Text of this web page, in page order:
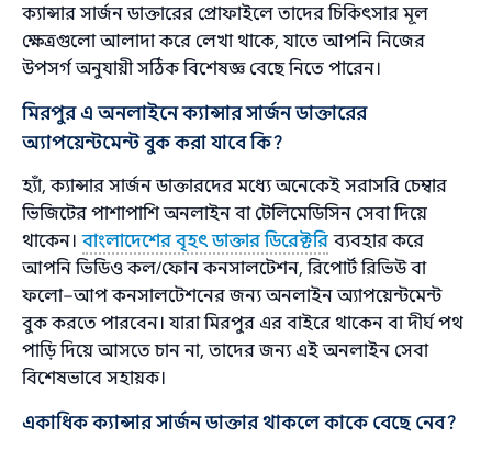
ক্যান্সার সার্জন ডাক্তারের প্রোফাইলে তাদের চিকিৎসার মূল
ক্ষেত্রগুলো আলাদা করে লেখা থাকে, যাতে আপনি নিজের
উপসর্গ অনুযায়ী সঠিক বিশেষজ্ঞ বেছে নিতে পারেন।
মিরপুর এ অনলাইনে ক্যান্সার সার্জন ডাক্তারের
অ্যাপয়েন্টমেন্ট বুক করা যাবে কি?
হ্যাঁ, ক্যান্সার সার্জন ডাক্তারদের মধ্যে অনেকেই সরাসরি চেম্বার
ভিজিটের পাশাপাশি অনলাইন বা টেলিমেডিসিন সেবা দিয়ে
থাকেন।বাংলাদেশের বৃহৎ ডাক্তার ডিরেক্টরি ব্যবহার করে
আপনি ভিডিও কল/ফোন কনসালটেশন, রিপোর্ট রিভিউ বা
ফলো–আপ কনসালটেশনের জন্য অনলাইন অ্যাপয়েন্টমেন্ট
বুক করতে পারবেন। যারা মিরপুর এর বাইরে থাকেন বা দীর্ঘ পথ
পাড়ি দিয়ে আসতে চান না, তাদের জন্য এই অনলাইন সেবা
বিশেষভাবে সহায়ক।
একাধিক ক্যান্সার সার্জন ডাক্তার থাকলে কাকে বেছে নেব?